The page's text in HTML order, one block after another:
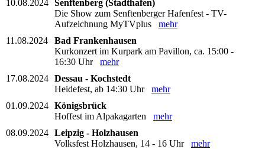
10.08.2024 Senftenberg (Stadthafen)
Die Show zum Senftenberger Hafenfest - TV-
Aufzeichnung MyTVplus mehr
11.08.2024
Bad Frankenhausen
Kurkonzert im Kurpark am Pavillon, ca. 15:00 -
16:30 Uhr mehr
17.08.2024 Dessau - Kochstedt
Heidefest, ab 14:30 Uhr mehr
01.09.2024 Königsbrück
Hoffest im Alpakagarten mehr
08.09.2024 Leipzig - Holzhausen
Volksfest Holzhausen, 14 - 16 Uhr mehr